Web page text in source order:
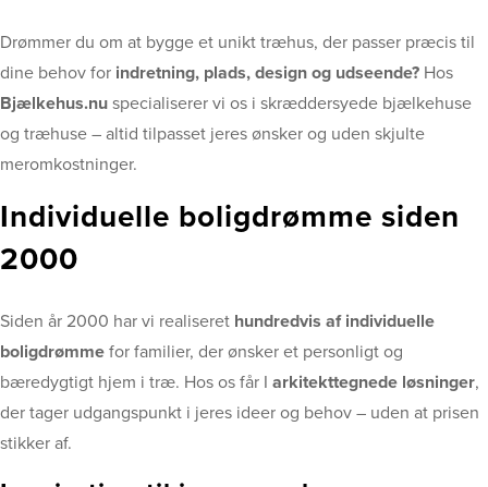
Drømmer du om at bygge et unikt træhus, der passer præcis til
dine behov for indretning, plads, design og udseende? Hos
Bjælkehus.nu specialiserer vi os i skræddersyede bjælkehuse
og træhuse – altid tilpasset jeres ønsker og uden skjulte
meromkostninger.
Individuelle boligdrømme siden
2000
Siden år 2000 har vi realiseret hundredvis af individuelle
boligdrømme for familier, der ønsker et personligt og
bæredygtigt hjem i træ. Hos os får I arkitekttegnede løsninger,
der tager udgangspunkt i jeres ideer og behov – uden at prisen
stikker af.